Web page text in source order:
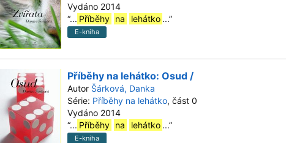
Vydáno 2014
“... Příběhy na lehátko ...”
E-kniha
Příběhy na lehátko: Osud /
Autor Šárková, Danka
Série: Příběhy na lehátko, část 0
Vydáno 2014
“... Příběhy na lehátko ...”
E-kniha